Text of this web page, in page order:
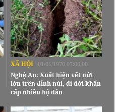
XÃ HỘI 01/01/1970 07:00:00
Nghệ An: Xuất hiện vết nứt
lớn trên đỉnh núi, di dời khẩn
cấp nhiều hộ dân